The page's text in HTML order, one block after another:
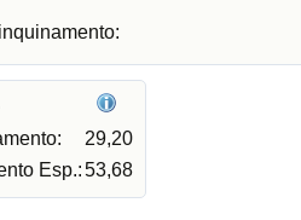
29,20
Esp.:53,68